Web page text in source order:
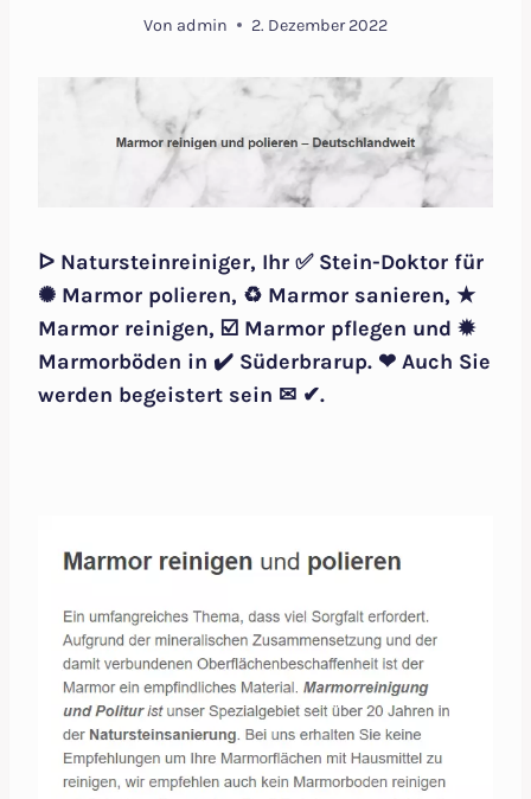
Von admin 2. Dezember 2022
ᐅ Natursteinreiniger, Ihr ✅ Stein-Doktor für
✺ Marmor polieren, ♻ Marmor sanieren, ★
Marmor reinigen, ☑️ Marmor pflegen und ✹
Marmorböden in ✔️ Süderbrarup. ❤ Auch Sie
werden begeistert sein ✉ ✔.